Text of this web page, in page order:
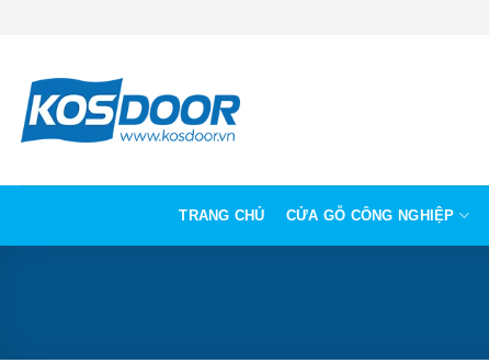
dung
TRANG CHỦ CỬA GỖ CÔNG NGHIỆP